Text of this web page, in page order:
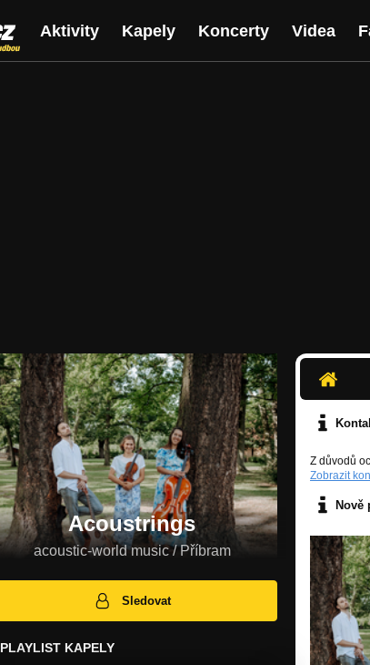
Aktivity Kapely Koncerty Videa
Acoustrings
acoustic-world music / Příbram
Sledovat
PLAYLIST KAPELY
Z důvodů
Zobrazit
Nově